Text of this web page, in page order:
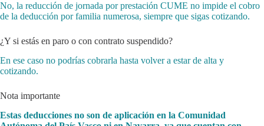
No, la reducción de jornada por prestación CUME no impide el cobro
de la deducción por familia numerosa, siempre que sigas cotizando.
¿Y si estás en paro o con contrato suspendido?
En ese caso no podrías cobrarla hasta volver a estar de alta y
cotizando.
Nota importante
Estas deducciones no son de aplicación en la Comunidad